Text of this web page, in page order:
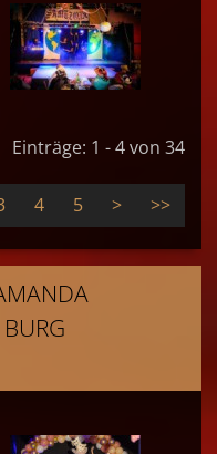
Einträge: 1 - 4 von 34
4 5 > >>